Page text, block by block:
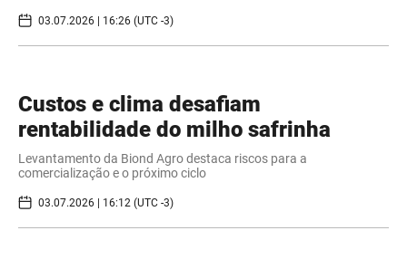
03.07.2026 | 16:26 (UTC -3)
Custos e clima desafiam
rentabilidade do milho safrinha
Levantamento da Biond Agro destaca riscos para a
comercialização e o próximo ciclo
03.07.2026 | 16:12 (UTC -3)